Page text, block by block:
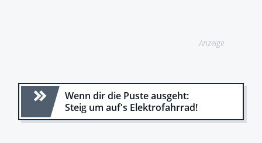
Anzeige
Wenn dir die Puste ausgeht:
Steig um auf's Elektrofahrrad!